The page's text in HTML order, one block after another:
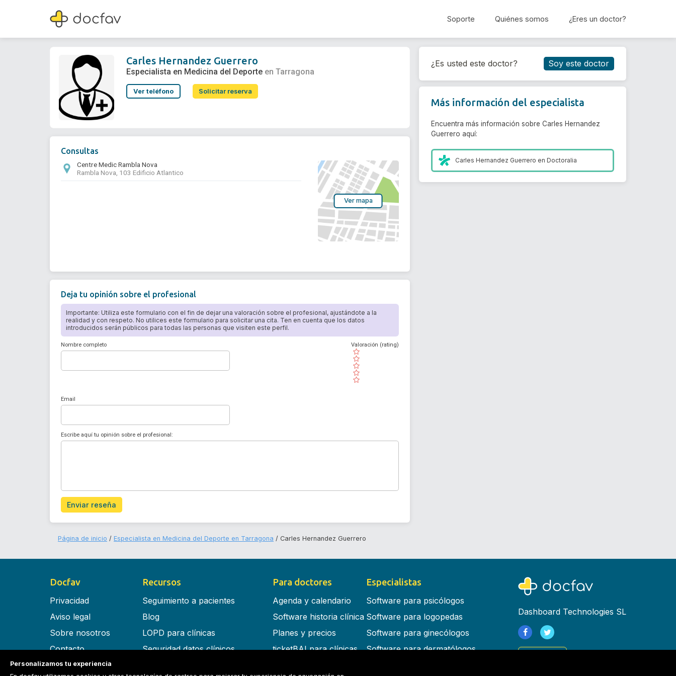
Soporte Quiénes somos ¿Eres un doctor?
Carles Hernandez Guerrero
Especialista en Medicina del Deporte
Reservar cita
Carles Hernandez Guerrero
Especialista en Medicina del Deporte en Tarragona
Ver teléfono Solicitar reserva
Consultas
Centre Medic Rambla Nova
Rambla Nova, 103 Edificio Atlantico
Ver mapa
Deja tu opinión sobre el profesional
Importante: Utiliza este formulario con el fin de dejar una valoración sobre el profesional, ajustándote a la
realidad y con respeto. No utilices este formulario para solicitar una cita. Ten en cuenta que los datos
introducidos serán públicos para todas las personas que visiten este perfil.
Nombre completo
( )
( )
( )
( )
( )
Valoración (rating)
Email
Escribe aquí tu opinión sobre el profesional:
Enviar reseña
¿Es usted este doctor? Soy este doctor
Más información del especialista
Encuentra más información sobre Carles Hernandez
Guerrero aquí:
Carles Hernandez Guerrero enDoctoralia
Página de inicio Especialista en Medicina del Deporte en Tarragona Carles Hernandez Guerrero
Docfav
Privacidad
Aviso legal
Sobre nosotros
Contacto
Términos y condiciones
Recursos
Seguimiento a pacientes
Blog
LOPD para clínicas
Seguridad datos clínicos
Para doctores
Agenda y calendario
Software historia clínica
Planes y precios
ticketBAI para clínicas
Especialistas
Software para psicólogos
Software para logopedas
Software para ginecólogos
Software para dermatólogos
Dashboard Technologies SL
Personalizamos tu experiencia